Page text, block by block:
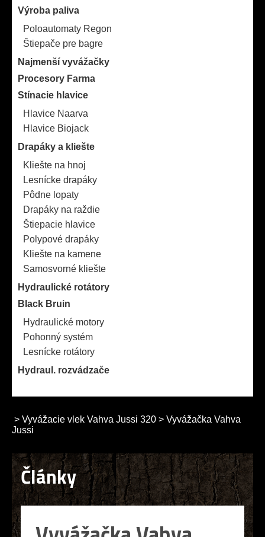
Výroba paliva
Poloautomaty Regon
Štiepače pre bagre
Najmenší vyvážačky
Procesory Farma
Stínacie hlavice
Hlavice Naarva
Hlavice Biojack
Drapáky a kliešte
Kliešte na hnoj
Lesnícke drapáky
Pôdne lopaty
Drapáky na raždie
Štiepacie hlavice
Polypové drapáky
Kliešte na kamene
Samosvorné kliešte
Hydraulické rotátory
Black Bruin
Hydraulické motory
Pohonný systém
Lesnícke rotátory
Hydraul. rozvádzače
> Vyvážacie vlek Vahva Jussi 320 > Vyvážačka Vahva
Jussi
Články